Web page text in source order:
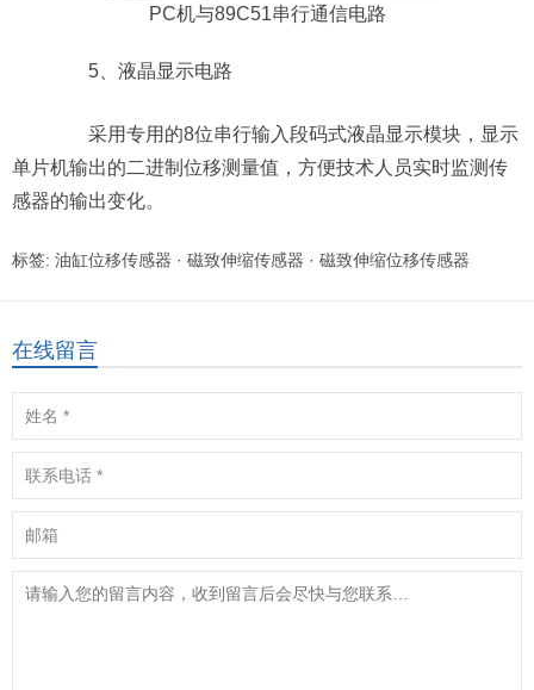
PC机与89C51串行通信电路
5、液晶显示电路
采用专用的8位串行输入段码式液晶显示模块，显示
单片机输出的二进制位移测量值，方便技术人员实时监测传
感器的输出变化。
标签: 油缸位移传感器 · 磁致伸缩传感器 · 磁致伸缩位移传感器
在线留言